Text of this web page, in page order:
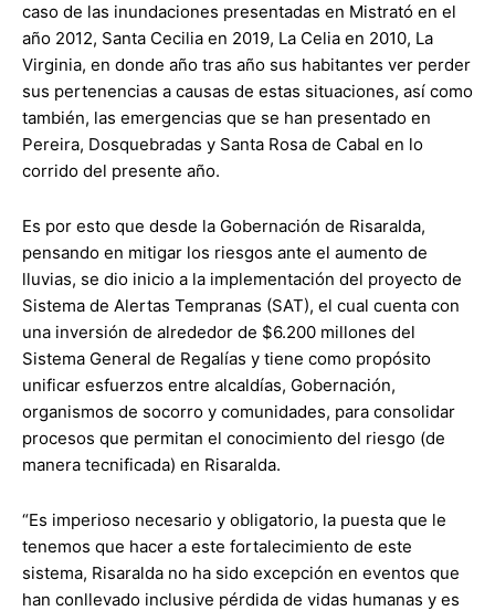
caso de las inundaciones presentadas en Mistrató en el
año 2012, Santa Cecilia en 2019, La Celia en 2010, La
Virginia, en donde año tras año sus habitantes ver perder
sus pertenencias a causas de estas situaciones, así como
también, las emergencias que se han presentado en
Pereira, Dosquebradas y Santa Rosa de Cabal en lo
corrido del presente año.
Es por esto que desde la Gobernación de Risaralda,
pensando en mitigar los riesgos ante el aumento de
lluvias, se dio inicio a la implementación del proyecto de
Sistema de Alertas Tempranas (SAT), el cual cuenta con
una inversión de alrededor de $6.200 millones del
Sistema General de Regalías y tiene como propósito
unificar esfuerzos entre alcaldías, Gobernación,
organismos de socorro y comunidades, para consolidar
procesos que permitan el conocimiento del riesgo (de
manera tecnificada) en Risaralda.
“Es imperioso necesario y obligatorio, la puesta que le
tenemos que hacer a este fortalecimiento de este
sistema, Risaralda no ha sido excepción en eventos que
han conllevado inclusive pérdida de vidas humanas y es